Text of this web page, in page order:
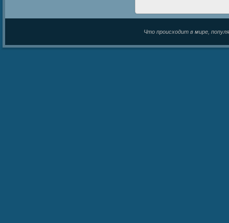
Что происходит в мире,